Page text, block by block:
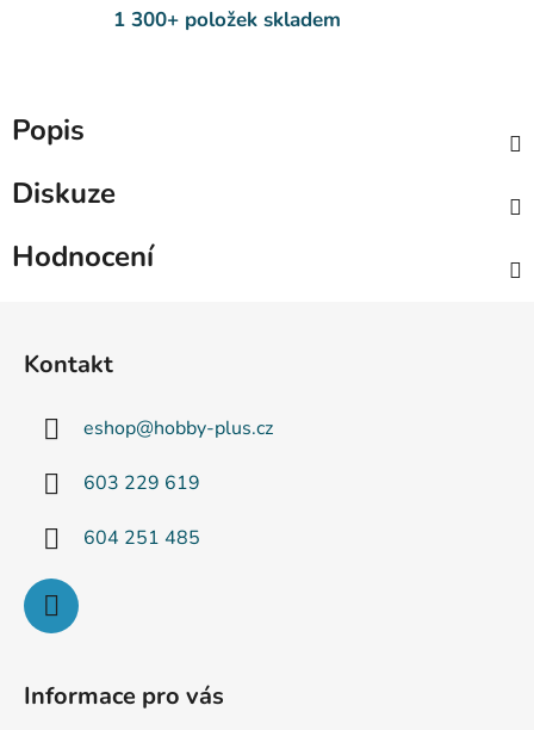
1 300+ položek skladem
Popis
Diskuze
Hodnocení
Kontakt
eshop@hobby-plus.cz
603 229 619
604 251 485
Informace pro vás